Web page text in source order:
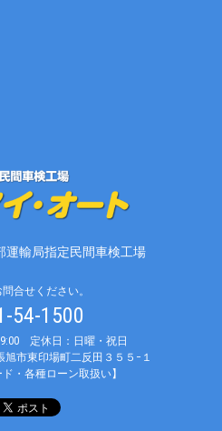
運輸局指定民間車検工場
合せください。
54-1500
定休日：日曜・祝日
旭市東印場町二反田３５５−１
ド・各種ローン取扱い】